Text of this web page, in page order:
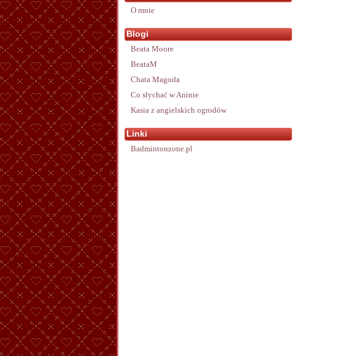
O mnie
Blogi
Beata Moore
BeataM
Chata Magoda
Co słychać w Aninie
Kasia z angielskich ogrodów
Linki
Badmintonzone.pl